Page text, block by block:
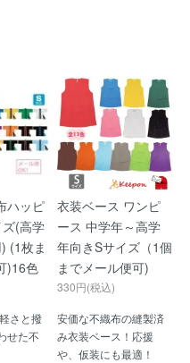
ハッピ
(高学
(1枚ま
)16色
さと撥
せた不
衣装ベース ワンピ
ース 中学年～高学
年向きSサイズ（1個
までメール便可)
330円(税込)
安価な不織布の縫製済
み衣装ベース！応援
や、仮装にも最適！